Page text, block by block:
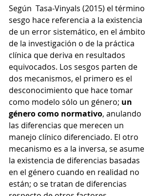
Según  Tasa-Vinyals (2015) el término
sesgo hace referencia a la existencia
de un error sistemático, en el ámbito
de la investigación o de la práctica
clínica que deriva en resultados
equivocados. Los sesgos parten de
dos mecanismos, el primero es el
desconocimiento que hace tomar
como modelo sólo un género; un
género como normativo, anulando
las diferencias que merecen un
manejo clínico diferenciado. El otro
mecanismo es a la inversa, se asume
la existencia de diferencias basadas
en el género cuando en realidad no
están; o se tratan de diferencias